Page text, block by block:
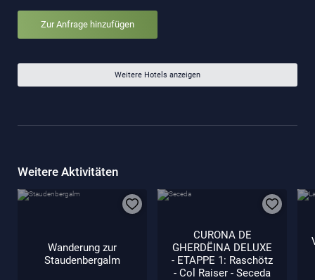
Zur Anfrage hinzufügen
Weitere Hotels anzeigen
Weitere Aktivitäten
Wanderung zur
Staudenbergalm
CURONA DE
GHERDËINA DELUXE
- ETAPPE 1: Raschötz
- Col Raiser - Seceda